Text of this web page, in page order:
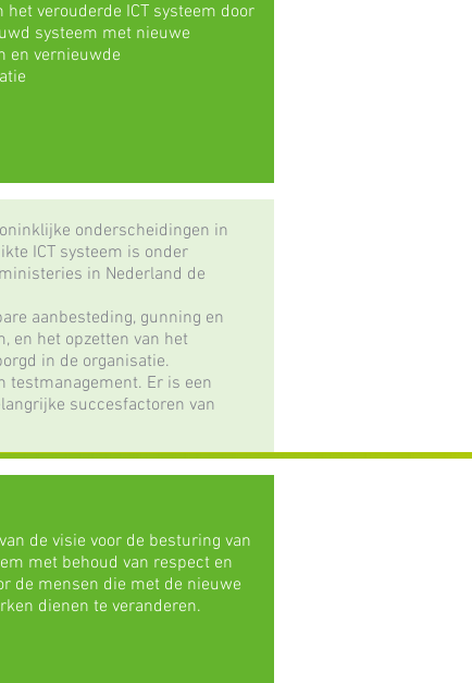
het verouderde ICT systeem door
systeem met nieuwe
en vernieuwde
onderscheidingen in
ICT systeem is onder
in Nederland de
aanbesteding, gunning en
en het opzetten van het
in de organisatie.
testmanagement. Er is een
succesfactoren van
de visie voor de besturing van
met behoud van respect en
de mensen die met de nieuwe
dienen te veranderen.